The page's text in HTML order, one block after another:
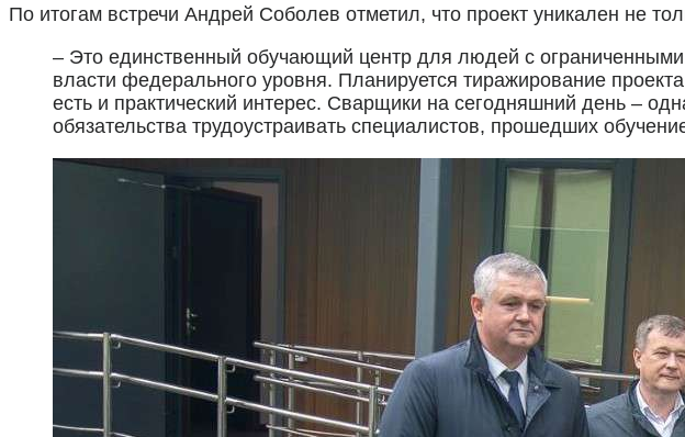
По итогам встречи Андрей Соболев отметил, что проект уникален не
– Это единственный обучающий центр для людей с
власти федерального уровня. Планируется тиражирование
есть и практический интерес. Сварщики на сегодняшний день –
обязательства трудоустраивать специалистов, прошедших